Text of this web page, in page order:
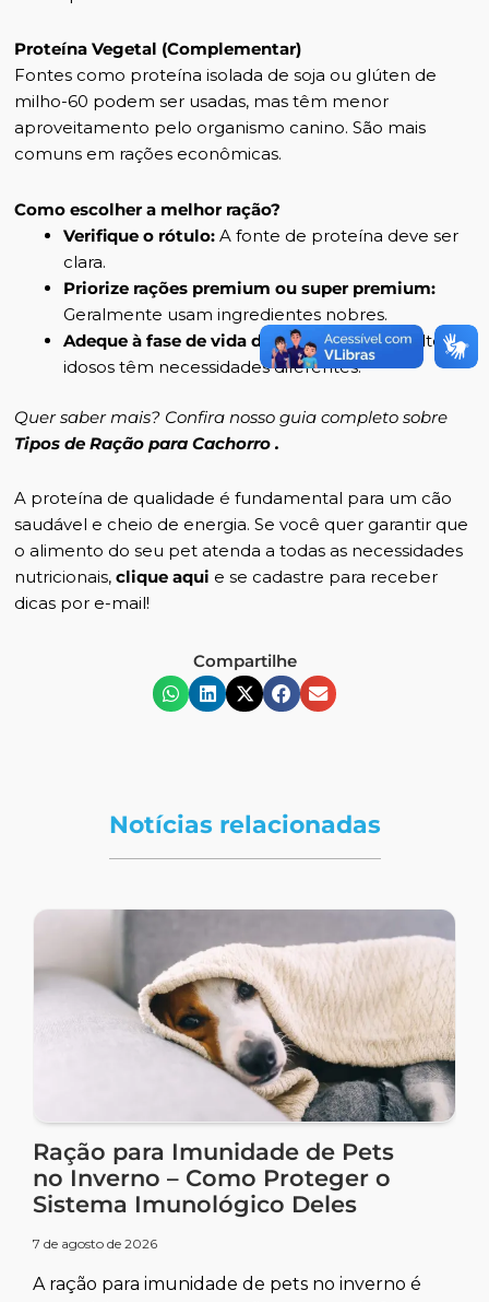
Proteína Vegetal (Complementar)
Fontes como proteína isolada de soja ou glúten de
milho-60 podem ser usadas, mas têm menor
aproveitamento pelo organismo canino. São mais
comuns em rações econômicas.
Como escolher a melhor ração?
Verifique o rótulo: A fonte de proteína deve ser
clara.
Priorize rações premium ou super premium:
Geralmente usam ingredientes nobres.
Adeque à fase de vida do cão:Filhotes, adultos e
idosos têm necessidades diferentes.
Quer saber mais? Confira nosso guia completo sobre
Tipos de Ração para Cachorro .
A proteína de qualidade é fundamental para um cão
saudável e cheio de energia. Se você quer garantir que
o alimento do seu pet atenda a todas as necessidades
nutricionais, clique aqui e se cadastre para receber
dicas por e-mail!
Compartilhe
Notícias relacionadas
Ração para Imunidade de Pets
no Inverno – Como Proteger o
Sistema Imunológico Deles
7 de agosto de 2026
A ração para imunidade de pets no inverno é